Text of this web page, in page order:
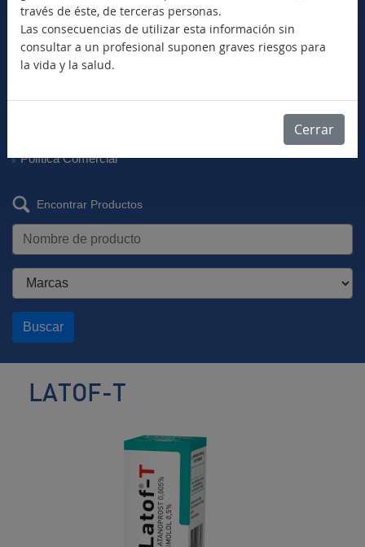
Principio Activo
Clase Terapéutica
Bioequivalentes
Descargar Vademécum
Política Comercial
Encontrar Productos
Buscar
través de éste, de terceras personas.
Las consecuencias de utilizar esta información sin
consultar a un profesional suponen graves riesgos para
la vida y la salud.
Cerrar
LATOF-T
Antiglaucomatoso